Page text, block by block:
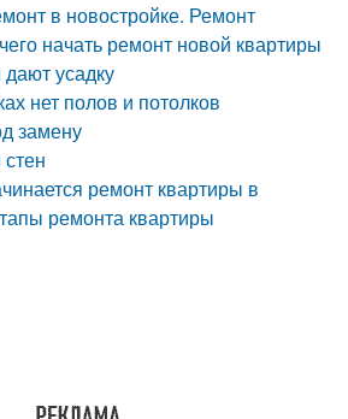
в новостройке. Ремонт
начать ремонт новой квартиры
усадку
нет полов и потолков
замену
ремонт квартиры в
ремонта квартиры